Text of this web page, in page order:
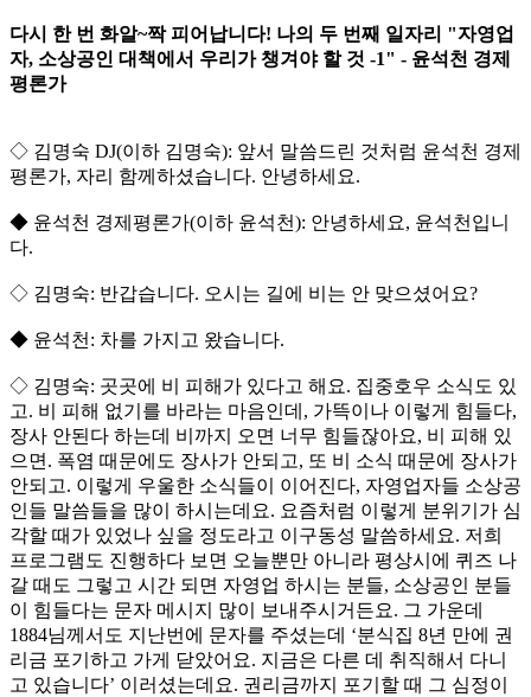
다시 한 번 화알~짝 피어납니다! 나의 두 번째 일자리 "자영업
자, 소상공인 대책에서 우리가 챙겨야 할 것 -1" - 윤석천 경제
평론가
◇ 김명숙 DJ(이하 김명숙): 앞서 말씀드린 것처럼 윤석천 경제
평론가, 자리 함께하셨습니다. 안녕하세요.
◆ 윤석천 경제평론가(이하 윤석천): 안녕하세요, 윤석천입니
다.
◇ 김명숙: 반갑습니다. 오시는 길에 비는 안 맞으셨어요?
◆ 윤석천: 차를 가지고 왔습니다.
◇ 김명숙: 곳곳에 비 피해가 있다고 해요. 집중호우 소식도 있
고. 비 피해 없기를 바라는 마음인데, 가뜩이나 이렇게 힘들다,
장사 안된다 하는데 비까지 오면 너무 힘들잖아요, 비 피해 있
으면. 폭염 때문에도 장사가 안되고, 또 비 소식 때문에 장사가
안되고. 이렇게 우울한 소식들이 이어진다, 자영업자들 소상공
인들 말씀들을 많이 하시는데요. 요즘처럼 이렇게 분위기가 심
각할 때가 있었나 싶을 정도라고 이구동성 말씀하세요. 저희
프로그램도 진행하다 보면 오늘뿐만 아니라 평상시에 퀴즈 나
갈 때도 그렇고 시간 되면 자영업 하시는 분들, 소상공인 분들
이 힘들다는 문자 메시지 많이 보내주시거든요. 그 가운데
1884님께서도 지난번에 문자를 주셨는데 ‘분식집 8년 만에 권
리금 포기하고 가게 닫았어요. 지금은 다른 데 취직해서 다니
고 있습니다’ 이러셨는데요. 권리금까지 포기할 때 그 심정이